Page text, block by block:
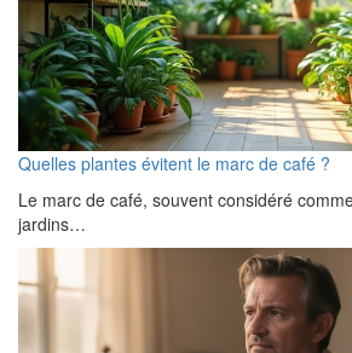
Quelles plantes évitent le marc de café ?
Le marc de café, souvent considéré
jardins…